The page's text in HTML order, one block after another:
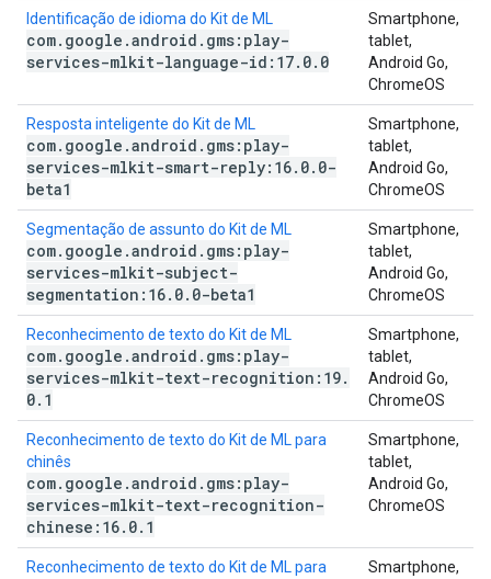
Identificação de idioma do Kit de ML
com. google .android . gms:play-
services-mlkit-language-id:17. 0. 0
Smartphone,
tablet,
Android Go,
ChromeOS
Resposta inteligente do Kit de ML
com. google .android . gms:play-
services-mlkit-smart-reply:16. 0. 0-
beta1
Smartphone,
tablet,
Android Go,
ChromeOS
Segmentação de assunto do Kit de ML
com. google .android . gms:play-
services-mlkit-subject-
segmentation:16. 0. 0-beta1
Smartphone,
tablet,
Android Go,
ChromeOS
Reconhecimento de texto do Kit de ML
com. google .android . gms:play-
services-mlkit-text-recognition:19.
0. 1
Smartphone,
tablet,
Android Go,
ChromeOS
Reconhecimento de texto do Kit de ML para
chinês
com. google .android . gms:play-
services-mlkit-text-recognition-
chinese:16. 0. 1
Smartphone,
tablet,
Android Go,
ChromeOS
Reconhecimento de texto do Kit de ML para
Smartphone,